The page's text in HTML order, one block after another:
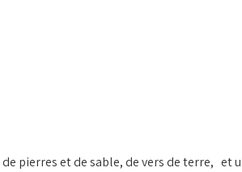
pierres et de sable, de vers de terre, et